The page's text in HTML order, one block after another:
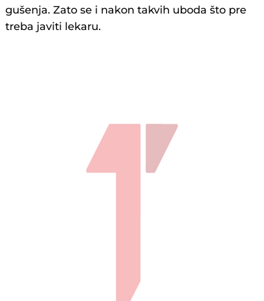
gušenja. Zato se i nakon takvih uboda što pre
treba javiti lekaru.